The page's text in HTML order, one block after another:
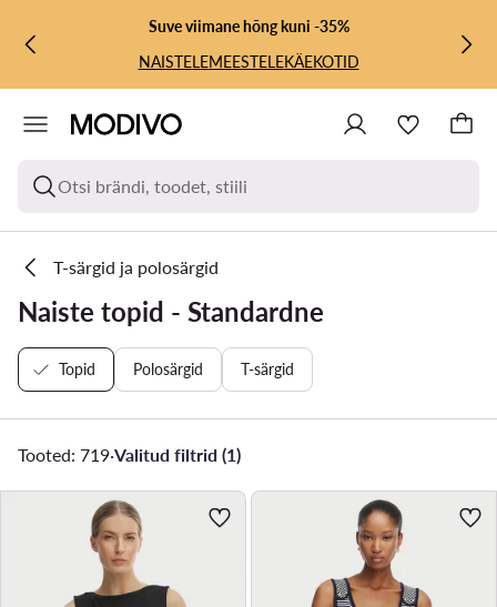
LIIGU PÕHISISU JUURDE
MINE OTSINGUSSESuve viimane hõng kuni -35%
NAISTELEMEESTELEKÄEKOTID
Otsi brändi, toodet, stiili
T-särgid ja polosärgid
Naiste topid - Standardne
Topid Polosärgid T-särgid
Tooted: 719·Valitud filtrid (1)